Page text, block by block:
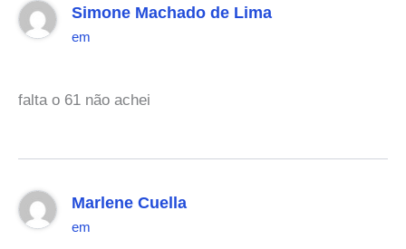
Simone Machado de Lima
em
falta o 61 não achei
Marlene Cuella
em